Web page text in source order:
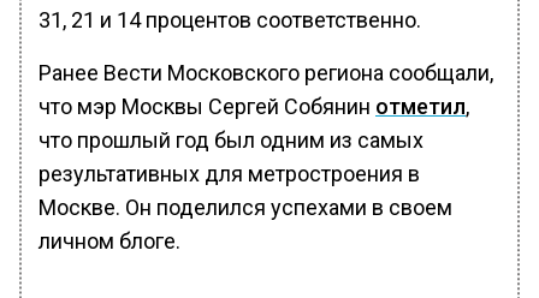
31, 21 и 14 процентов соответственно.
Ранее Вести Московского региона сообщали,
что мэр Москвы Сергей Собянин отметил,
что прошлый год был одним из самых
результативных для метростроения в
Москве. Он поделился успехами в своем
личном блоге.